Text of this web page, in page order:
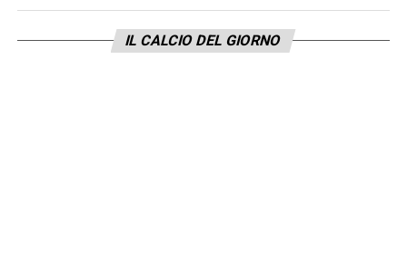
LA PLAYLIST DELLE NOSTRE TOP NEWS
IL CALCIO DEL GIORNO